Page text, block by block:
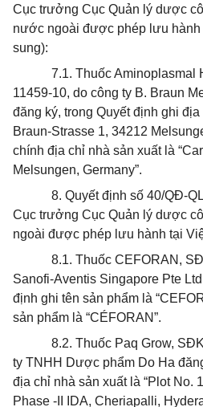
Cục trưởng Cục Quản lý dược
nước ngoài được phép lưu
sung):
7.1. Thuốc Aminoplasmal
11459-10, do công ty B. Braun
đăng ký, trong Quyết định ghi
Braun-Strasse 1, 34212
chính địa chỉ nhà sản xuất là
Melsungen, Germany”.
8. Quyết định số 40/QĐ-
Cục trưởng Cục Quản lý dược
ngoài được phép lưu hành tại
8.1. Thuốc CEFORAN,
Sanofi-Aventis Singapore Pte
định ghi tên sản phẩm là
sản phẩm là “CÉFORAN”.
8.2. Thuốc Paq Grow,
ty TNHH Dược phẩm Do Ha
địa chỉ nhà sản xuất là “Plot No.
Phase -II IDA, Cheriapalli,